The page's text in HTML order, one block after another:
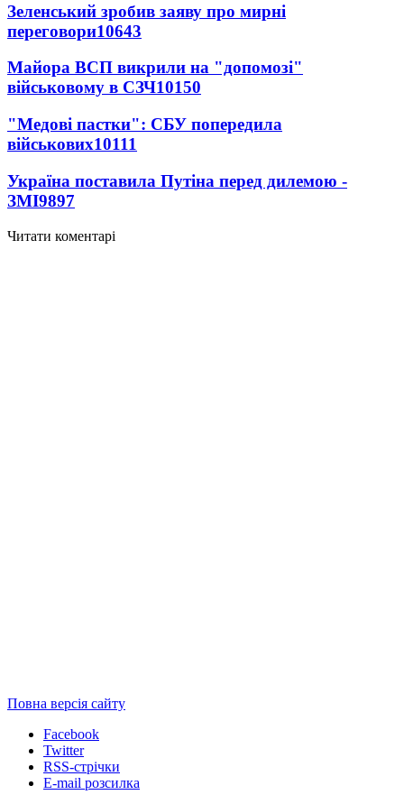
Зеленський зробив заяву про мирні
переговори10643
Майора ВСП викрили на "допомозі"
військовому в СЗЧ10150
"Медові пастки": СБУ попередила
військових10111
Україна поставила Путіна перед дилемою -
ЗМІ9897
Читати коментарі
Повна версія сайту
Facebook
Twitter
RSS-стрічки
E-mail розсилка